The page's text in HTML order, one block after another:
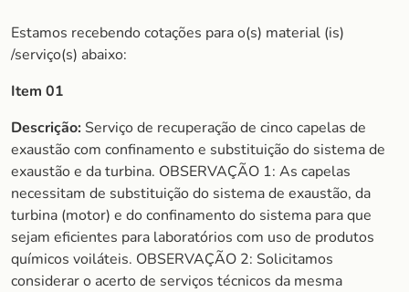
Estamos recebendo cotações para o(s) material (is)
/serviço(s) abaixo:
Item 01
Descrição: Serviço de recuperação de cinco capelas de
exaustão com confinamento e substituição do sistema de
exaustão e da turbina. OBSERVAÇÃO 1: As capelas
necessitam de substituição do sistema de exaustão, da
turbina (motor) e do confinamento do sistema para que
sejam eficientes para laboratórios com uso de produtos
químicos voiláteis. OBSERVAÇÃO 2: Solicitamos
considerar o acerto de serviços técnicos da mesma